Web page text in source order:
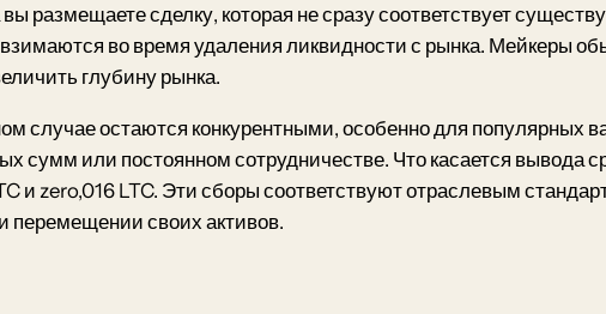
размещаете сделку, которая не сразу соответствует
во время удаления ликвидности с рынка. Мейкеры
глубину рынка.
случае остаются конкурентными, особенно для популярных
сумм или постоянном сотрудничестве. Что касается вывода
и zero,016 LTC. Эти сборы соответствуют отраслевым
перемещении своих активов.